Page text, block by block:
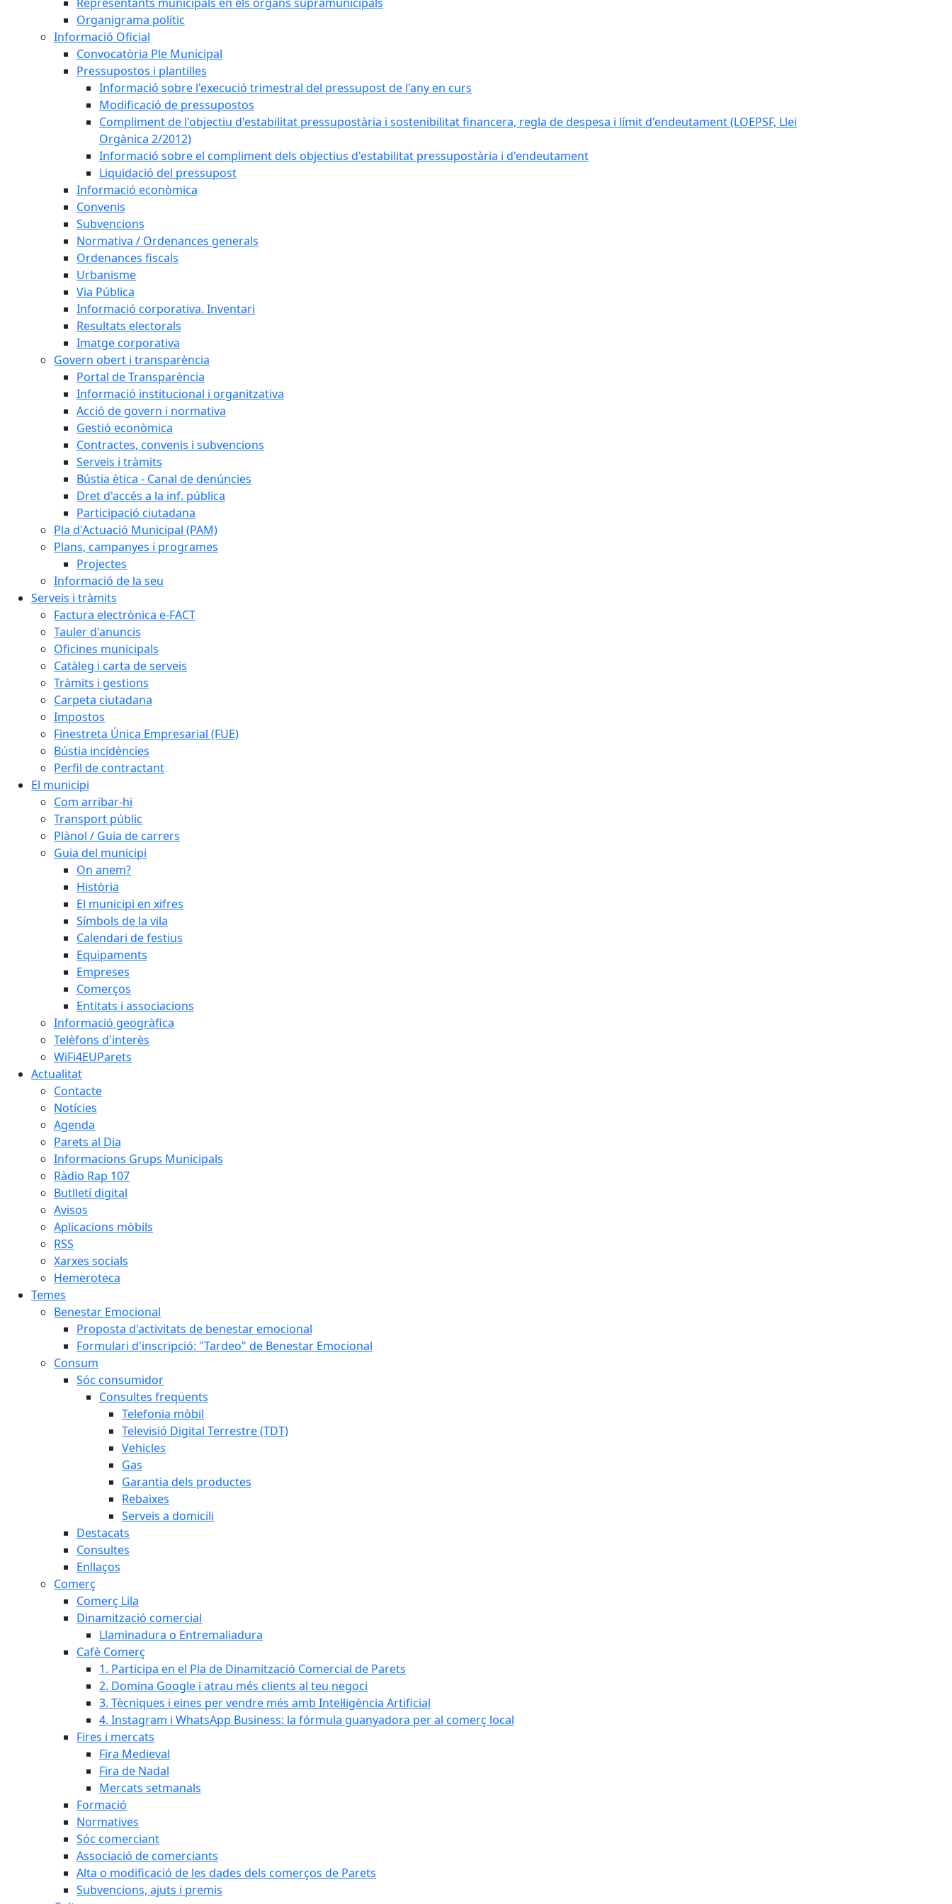
Organigrama polític
Informació Oficial
Convocatòria Ple Municipal
Pressupostos i plantilles
Informació sobre l'execució trimestral del pressupost de l'any en curs
Modificació de pressupostos
Compliment de l'objectiu d'estabilitat pressupostària i sostenibilitat financera, regla de despesa i límit d'endeutament (LOEPSF, Llei
Orgànica 2/2012)
Informació sobre el compliment dels objectius d'estabilitat pressupostària i d'endeutament
Liquidació del pressupost
Informació econòmica
Convenis
Subvencions
Normativa / Ordenances generals
Ordenances fiscals
Urbanisme
Via Pública
Informació corporativa. Inventari
Resultats electorals
Imatge corporativa
Govern obert i transparència
Portal de Transparència
Informació institucional i organitzativa
Acció de govern i normativa
Gestió econòmica
Contractes, convenis i subvencions
Serveis i tràmits
Bústia ètica - Canal de denúncies
Dret d'accés a la inf. pública
Participació ciutadana
Pla d'Actuació Municipal (PAM)
Plans, campanyes i programes
Projectes
Informació de la seu
Serveis i tràmits
Factura electrònica e-FACT
Tauler d'anuncis
Oficines municipals
Catàleg i carta de serveis
Tràmits i gestions
Carpeta ciutadana
Impostos
Finestreta Única Empresarial (FUE)
Bústia incidències
Perfil de contractant
El municipi
Com arribar-hi
Transport públic
Plànol / Guia de carrers
Guia del municipi
On anem?
Història
El municipi en xifres
Símbols de la vila
Calendari de festius
Equipaments
Empreses
Comerços
Entitats i associacions
Informació geogràfica
Telèfons d'interès
WiFi4EUParets
Actualitat
Contacte
Notícies
Agenda
Parets al Dia
Informacions Grups Municipals
Ràdio Rap 107
Butlletí digital
Avisos
Aplicacions mòbils
RSS
Xarxes socials
Hemeroteca
Temes
Benestar Emocional
Proposta d'activitats de benestar emocional
Formulari d'inscripció: "Tardeo" de Benestar Emocional
Consum
Sóc consumidor
Consultes freqüents
Telefonia mòbil
Televisió Digital Terrestre (TDT)
Vehicles
Gas
Garantia dels productes
Rebaixes
Serveis a domicili
Destacats
Consultes
Enllaços
Comerç
Comerç Lila
Dinamització comercial
Llaminadura o Entremaliadura
Cafè Comerç
1. Participa en el Pla de Dinamització Comercial de Parets
2. Domina Google i atrau més clients al teu negoci
3. Tècniques i eines per vendre més amb Intel·ligència Artificial
4. Instagram i WhatsApp Business: la fórmula guanyadora per al comerç local
Fires i mercats
Fira Medieval
Fira de Nadal
Mercats setmanals
Formació
Normatives
Sóc comerciant
Associació de comerciants
Alta o modificació de les dades dels comerços de Parets
Subvencions, ajuts i premis